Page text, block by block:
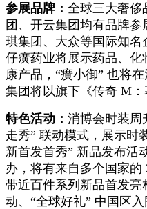
参展品牌： 全球三大奢侈
团 、 开云集团均有品牌参
琪集团、大众等国际知
仔癀药业将展示药品、
康产品，“癀小御” 也将
集团将以旗下《传奇 M：
特色活动： 消博会时装周
走秀” 联动模式，展示时
新首发首秀” 新品发布活
办，将有来自多个国家的
带近百件系列新品首发
动、“全球好礼” 中国区